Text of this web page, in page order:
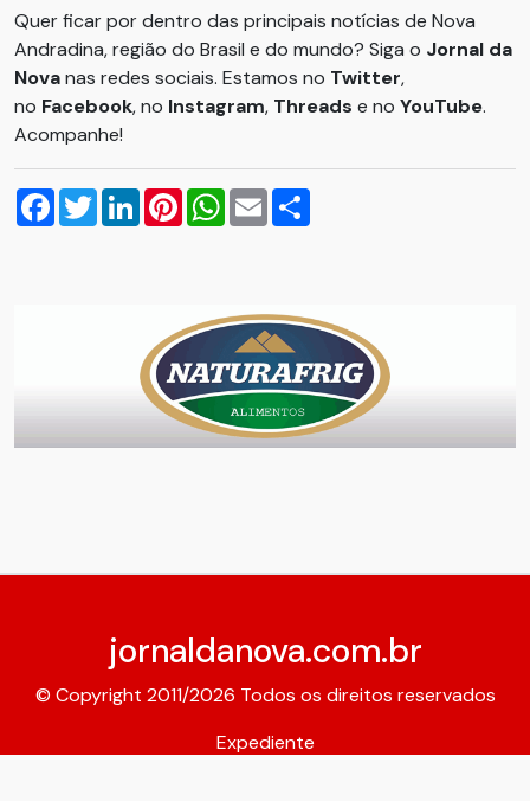
Quer ficar por dentro das principais notícias de Nova
Andradina, região do Brasil e do mundo? Siga o Jornal da
Novanas redes sociais. Estamos no Twitter,
no Facebook, no Instagram, Threads e no YouTube.
Acompanhe!
Facebook
TwitterLinkedInPinterestWhatsApp
Email
jornaldanova.com.br
© Copyright 2011/2026 Todos os direitos reservados
Expediente